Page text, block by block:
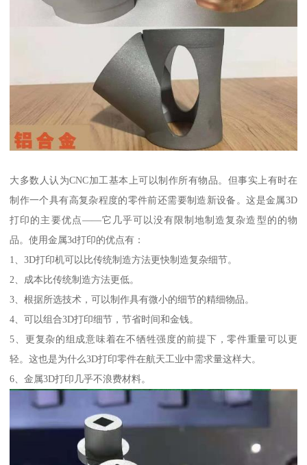
大多数人认为CNC加工基本上可以制作所有物品。但事实上有时在
制作一个具有高复杂程度的零件前还需要制造新设备。这是金属3D
打印的主要优点——它几乎可以没有限制地制造复杂造型的的物
品。使用金属3d打印的优点有：
1、3D打印机可以比传统制造方法更快制造复杂细节。
2、成本比传统制造方法更低。
3、根据所选技术，可以制作具有微小的细节的精细物品。
4、可以组合3D打印细节，节省时间和金钱。
5、更复杂的组成意味着在不牺牲强度的前提下，零件重量可以更
轻。这也是为什么3D打印零件在航天工业中需求量这样大。
6、金属3D打印几乎不浪费材料。